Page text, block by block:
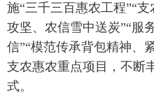
施“三千三百惠农工程”“
攻坚、农信雪中送炭”“服
信”“模范传承背包精神、
支农惠农重点项目，不断
式。